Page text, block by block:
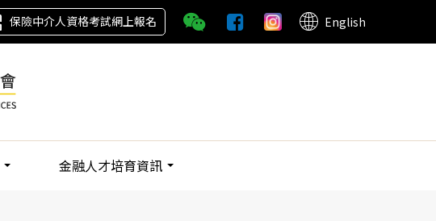
保險中介人資格考試網上報名 English
金融人才培育資訊